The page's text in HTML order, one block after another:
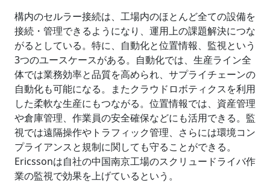
構内のセルラー接続は、工場内のほとんど全ての設備を
接続・管理できるようになり、運用上の課題解決につな
がるとしている。特に、自動化と位置情報、監視という
3つのユースケースがある。自動化では、生産ライン全
体では業務効率と品質を高められ、サプライチェーンの
自動化も可能になる。またクラウドロボティクスを利用
した柔軟な生産にもつながる。位置情報では、資産管理
や倉庫管理、作業員の安全確保などにも活用できる。監
視では遠隔操作やトラフィック管理、さらには環境コン
プライアンスと規制に関しても守ることができる。
Ericssonは自社の中国南京工場のスクリュードライバ作
業の監視で効果を上げているという。